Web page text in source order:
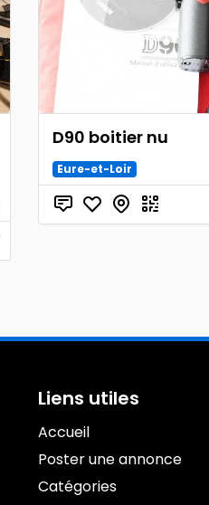
D90 boitier nu
Eure-et-Loir
Liens utiles
Accueil
Poster une annonce
Catégories